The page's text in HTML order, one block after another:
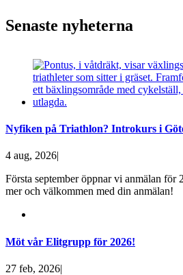
Senaste nyheterna
Nyfiken på Triathlon? Introkurs i
4 aug, 2026|
Första september öppnar vi anmälan för
mer och välkommen med din anmälan!
Möt vår Elitgrupp för 2026!
27 feb, 2026|